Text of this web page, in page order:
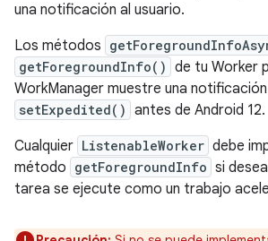
una notificación al usuario.
Los métodos
getForegroundInfo() de tu Worker
WorkManager muestre una
setExpedited() antes de Android 12.
Cualquier ListenableWorker debe
método getForegroundInfo si
tarea se ejecute como un trabajo